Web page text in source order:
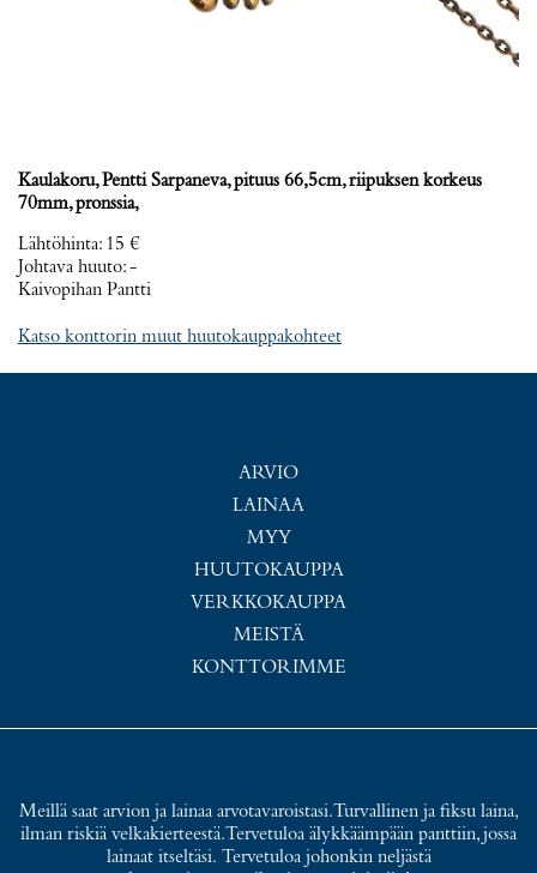
Kaulakoru, Pentti Sarpaneva, pituus 66,5cm, riipuksen korkeus
70mm, pronssia,
Lähtöhinta: 15 €
Johtava huuto:-
Kaivopihan Pantti
Katso konttorin muut huutokauppakohteet
ARVIO
LAINAA
MYY
HUUTOKAUPPA
VERKKOKAUPPA
MEISTÄ
KONTTORIMME
Meillä saat arvion ja lainaa arvotavaroistasi. Turvallinen ja fiksu laina,
ilman riskiä velkakierteestä. Tervetuloa älykkäämpään panttiin, jossa
lainaat itseltäsi. Tervetuloa johonkin neljästä